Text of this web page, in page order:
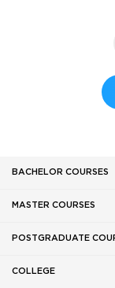
BACHELOR COURSES
MASTER COURSES
POSTGRADUATE
COLLEGE